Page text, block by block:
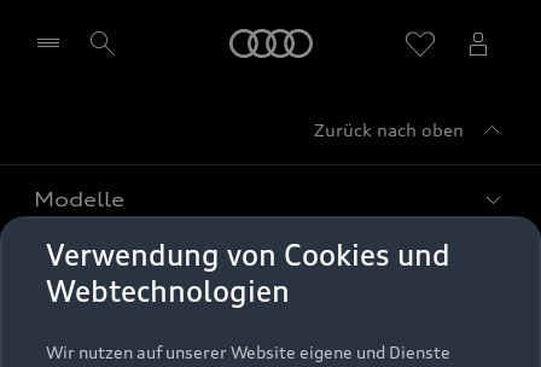
Zurück nach oben
Modelle
Alle Modelle
Kaufen & leasen
Neuwagensuche
Verwendung von Cookies und
Webtechnologien
Wir nutzen auf unserer Website eigene und Dienste